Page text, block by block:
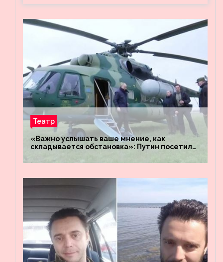
Театр
«Важно услышать ваше мнение, как
складывается обстановка»: Путин посетил
«Восток»